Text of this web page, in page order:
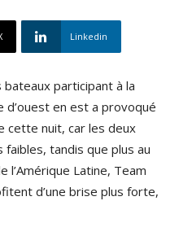
Linkedin
participant à la
d’ouest en est a provoqué
cette nuit, car les deux
tandis que plus au
Latine, Team
d’une brise plus forte,